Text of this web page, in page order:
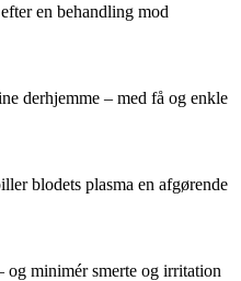
en behandling mod
derhjemme – med få og enkle
blodets plasma en afgørende
og minimér smerte og irritation